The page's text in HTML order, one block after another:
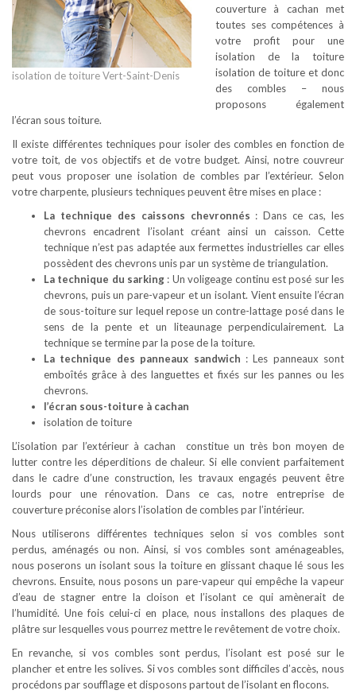
isolation de toiture Vert-Saint-Denis
couverture à cachan met
toutes ses compétences à
votre profit pour une
isolation de la toiture
isolation de toiture et donc
des combles – nous
proposons également
l’écran sous toiture.
Il existe différentes techniques pour isoler des combles en fonction de
votre toit, de vos objectifs et de votre budget. Ainsi, notre couvreur
peut vous proposer une isolation de combles par l’extérieur. Selon
votre charpente, plusieurs techniques peuvent être mises en place :
La technique des caissons chevronnés : Dans ce cas, les
chevrons encadrent l’isolant créant ainsi un caisson. Cette
technique n’est pas adaptée aux fermettes industrielles car elles
possèdent des chevrons unis par un système de triangulation.
La technique du sarking : Un voligeage continu est posé sur les
chevrons, puis un pare-vapeur et un isolant. Vient ensuite l’écran
de sous-toiture sur lequel repose un contre-lattage posé dans le
sens de la pente et un liteaunage perpendiculairement. La
technique se termine par la pose de la toiture.
La technique des panneaux sandwich : Les panneaux sont
emboîtés grâce à des languettes et fixés sur les pannes ou les
chevrons.
l’écran sous-toiture à cachan
isolation de toiture
L’isolation par l’extérieur à cachan constitue un très bon moyen de
lutter contre les déperditions de chaleur. Si elle convient parfaitement
dans le cadre d’une construction, les travaux engagés peuvent être
lourds pour une rénovation. Dans ce cas, notre entreprise de
couverture préconise alors l’isolation de combles par l’intérieur.
Nous utiliserons différentes techniques selon si vos combles sont
perdus, aménagés ou non. Ainsi, si vos combles sont aménageables,
nous poserons un isolant sous la toiture en glissant chaque lé sous les
chevrons. Ensuite, nous posons un pare-vapeur qui empêche la vapeur
d’eau de stagner entre la cloison et l’isolant ce qui amènerait de
l’humidité. Une fois celui-ci en place, nous installons des plaques de
plâtre sur lesquelles vous pourrez mettre le revêtement de votre choix.
En revanche, si vos combles sont perdus, l’isolant est posé sur le
plancher et entre les solives. Si vos combles sont difficiles d’accès, nous
procédons par soufflage et disposons partout de l’isolant en flocons.